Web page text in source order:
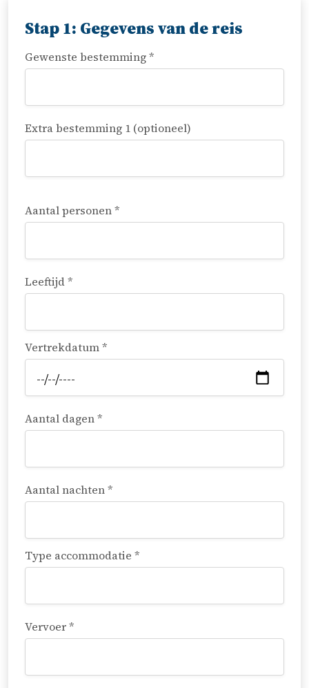
Stap 1: Gegevens van de reis
Gewenste bestemming *
Extra bestemming 1 (optioneel)
Aantal personen *
Leeftijd *
Vertrekdatum *
Aantal dagen *
Aantal nachten *
Type accommodatie *
Vervoer *